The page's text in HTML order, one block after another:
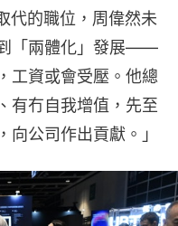
代的職位，周偉然未
「兩體化」發展——
工資或會受壓。他總
有冇自我增值，先至
公司作出貢獻。」